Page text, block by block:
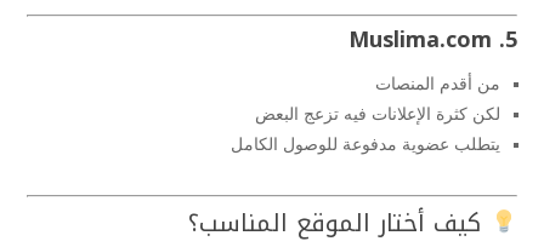
5. Muslima.com
من أقدم المنصات
لكن كثرة الإعلانات فيه تزعج البعض
يتطلب عضوية مدفوعة للوصول الكامل
كيف أختار الموقع المناسب؟